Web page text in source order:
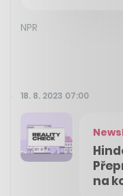
NPR
18. 8. 2023 07:00
na